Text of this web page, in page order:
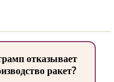
отказывает
ракет?